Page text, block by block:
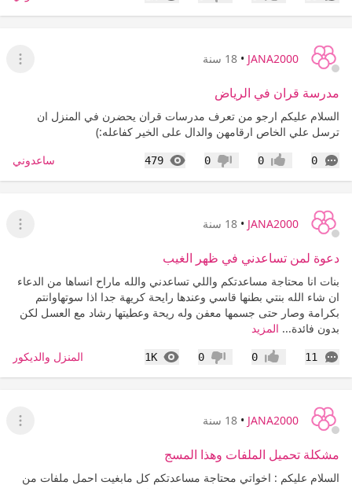
JANA2000
• 18 سنة
عرض
مدرسة قران في الرياض
السلام عليكم ارجو من تعرف مدرسات قران يحضرن في المنزل ان
ترسل علي الخاص ارقامهن والدال على الخير كفاعله:)
0
التعليقات إعجاب0 عدم إعجاب
0
479
المشاهدات ساعدوني
JANA2000
• 18 سنة
عرض
دعوة لمن تساعدني في ظهر الغيب
بنات انا محتاجة مساعدتكم واللي تساعدني والله ماراح انساها من الدعاء
ان شاء الله بنتي بطنها قاسي وعندها رايحة كريهة جدا اذا سوتهاوانتم
بكرامة وصار حتى جسمها معفن وله ريحة وعطيتها رشاد مع العسل لكن
بدون فائدة... المزيد
11
التعليقات إعجاب0 عدم إعجاب
0
1K
المشاهدات المنزل والديكور
JANA2000
• 18 سنة
عرض
مشكلة تحميل الملفات وهذا المسج
السلام عليكم : اخواتي محتاجة مساعدتكم كل مابغيت احمل ملفات من